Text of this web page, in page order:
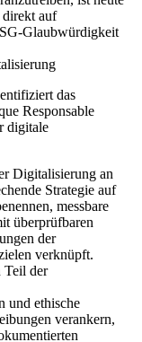
auf
Glaubwürdigkeit
das
Responsable
digitale
Digitalisierung an
Strategie auf
messbare
überprüfbaren
der
verknüpft.
Teil der
und ethische
verankern,